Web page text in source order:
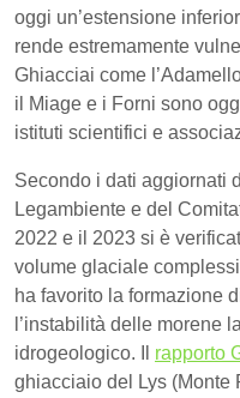
oggi un’estensione
rende estremamente
Ghiacciai come
il Miage e i Forni sono
istituti scientifici e
Secondo i dati aggiornati
Legambiente e del
2022 e il 2023 si è
volume glaciale
ha favorito la formazione
l’instabilità delle morene
idrogeologico. Il rapporto
ghiacciaio del Lys (Monte